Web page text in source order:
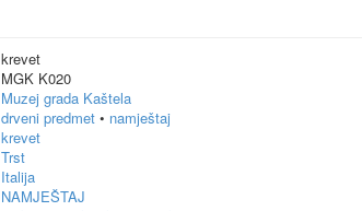
krevet
MGK K020
Muzej grada Kaštela
drveni predmet • namještaj
krevet
Trst
Italija
NAMJEŠTAJ